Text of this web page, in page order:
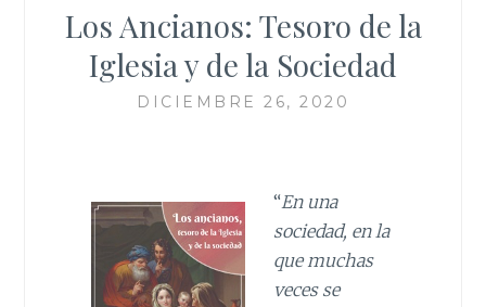
Los Ancianos: Tesoro de la
Iglesia y de la Sociedad
DICIEMBRE 26, 2020
“En una
sociedad, en la
que muchas
veces se